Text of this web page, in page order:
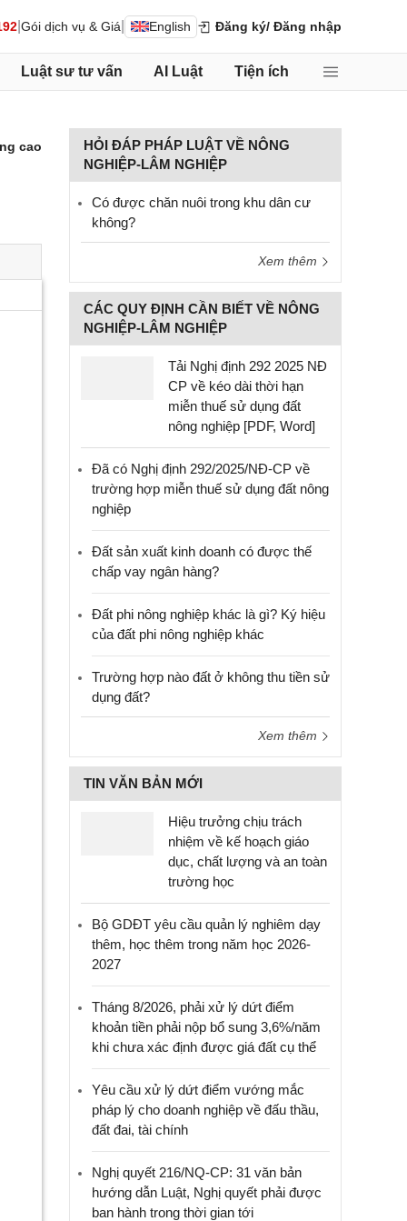
Gói dịch vụ & Giá English Đăng ký/ Đăng nhập
Luật sư tư vấn AI Luật Tiện ích
cao
HỎI ĐÁP PHÁP LUẬT VỀ NÔNG
NGHIỆP-LÂM NGHIỆP
Có được chăn nuôi trong khu dân cư
không?
Xem thêm
CÁC QUY ĐỊNH CẦN BIẾT VỀ NÔNG
NGHIỆP-LÂM NGHIỆP
Tải Nghị định 292 2025 NĐ
CP về kéo dài thời hạn
miễn thuế sử dụng đất
nông nghiệp [PDF, Word]
Đã có Nghị định 292/2025/NĐ-CP về
trường hợp miễn thuế sử dụng đất nông
nghiệp
Đất sản xuất kinh doanh có được thế
chấp vay ngân hàng?
Đất phi nông nghiệp khác là gì? Ký hiệu
của đất phi nông nghiệp khác
Trường hợp nào đất ở không thu tiền sử
dụng đất?
Xem thêm
TIN VĂN BẢN MỚI
Hiệu trưởng chịu trách
nhiệm về kế hoạch giáo
dục, chất lượng và an toàn
trường học
Bộ GDĐT yêu cầu quản lý nghiêm dạy
thêm, học thêm trong năm học 2026-
2027
Tháng 8/2026, phải xử lý dứt điểm
khoản tiền phải nộp bổ sung 3,6%/năm
khi chưa xác định được giá đất cụ thể
Yêu cầu xử lý dứt điểm vướng mắc
pháp lý cho doanh nghiệp về đấu thầu,
đất đai, tài chính
Nghị quyết 216/NQ-CP: 31 văn bản
hướng dẫn Luật, Nghị quyết phải được
ban hành trong thời gian tới